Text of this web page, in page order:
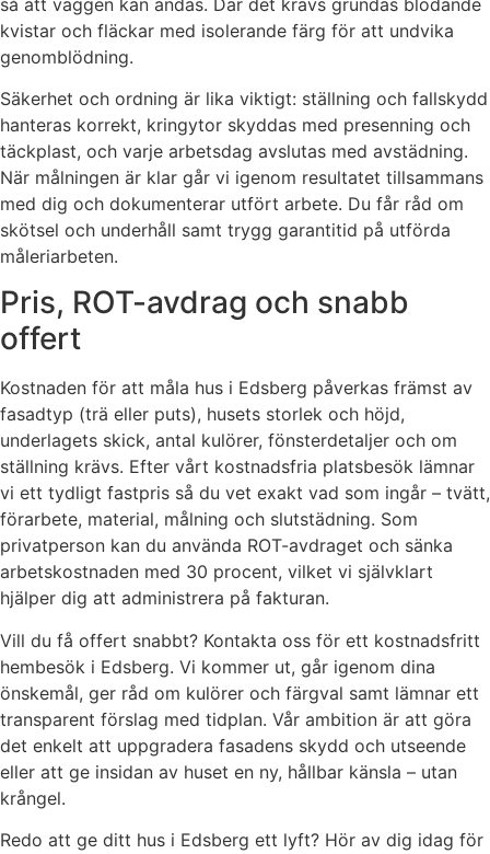
kvistar och fläckar med isolerande färg för att undvika
genomblödning.
Säkerhet och ordning är lika viktigt: ställning och fallskydd
hanteras korrekt, kringytor skyddas med presenning och
täckplast, och varje arbetsdag avslutas med avstädning.
När målningen är klar går vi igenom resultatet tillsammans
med dig och dokumenterar utfört arbete. Du får råd om
skötsel och underhåll samt trygg garantitid på utförda
måleriarbeten.
Pris, ROT-avdrag och snabb
offert
Kostnaden för att måla hus i Edsberg påverkas främst av
fasadtyp (trä eller puts), husets storlek och höjd,
underlagets skick, antal kulörer, fönsterdetaljer och om
ställning krävs. Efter vårt kostnadsfria platsbesök lämnar
vi ett tydligt fastpris så du vet exakt vad som ingår – tvätt,
förarbete, material, målning och slutstädning. Som
privatperson kan du använda ROT-avdraget och sänka
arbetskostnaden med 30 procent, vilket vi självklart
hjälper dig att administrera på fakturan.
Vill du få offert snabbt? Kontakta oss för ett kostnadsfritt
hembesök i Edsberg. Vi kommer ut, går igenom dina
önskemål, ger råd om kulörer och färgval samt lämnar ett
transparent förslag med tidplan. Vår ambition är att göra
det enkelt att uppgradera fasadens skydd och utseende
eller att ge insidan av huset en ny, hållbar känsla – utan
krångel.
Redo att ge ditt hus i Edsberg ett lyft? Hör av dig idag för